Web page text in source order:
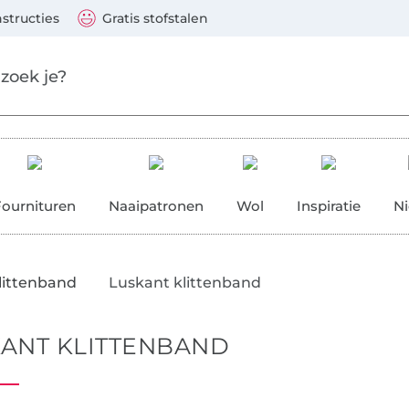
Gratis stofstalen
Naaipatronen Wol Inspiratie
Luskant klittenband
KLITTENBAND
Mastercard, PayPal, iDeal, Vooruitbetaling via